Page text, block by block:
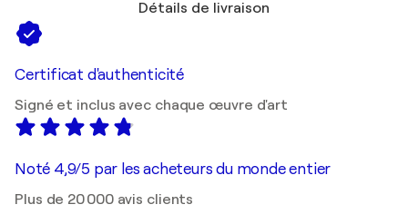
Détails de livraison
Certificat d'authenticité
Signé et inclus avec chaque œuvre d'art
Noté 4,9/5 par les acheteurs du monde entier
Plus de 20 000 avis clients